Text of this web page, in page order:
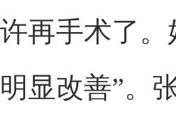
许再手术了
明显改善”。